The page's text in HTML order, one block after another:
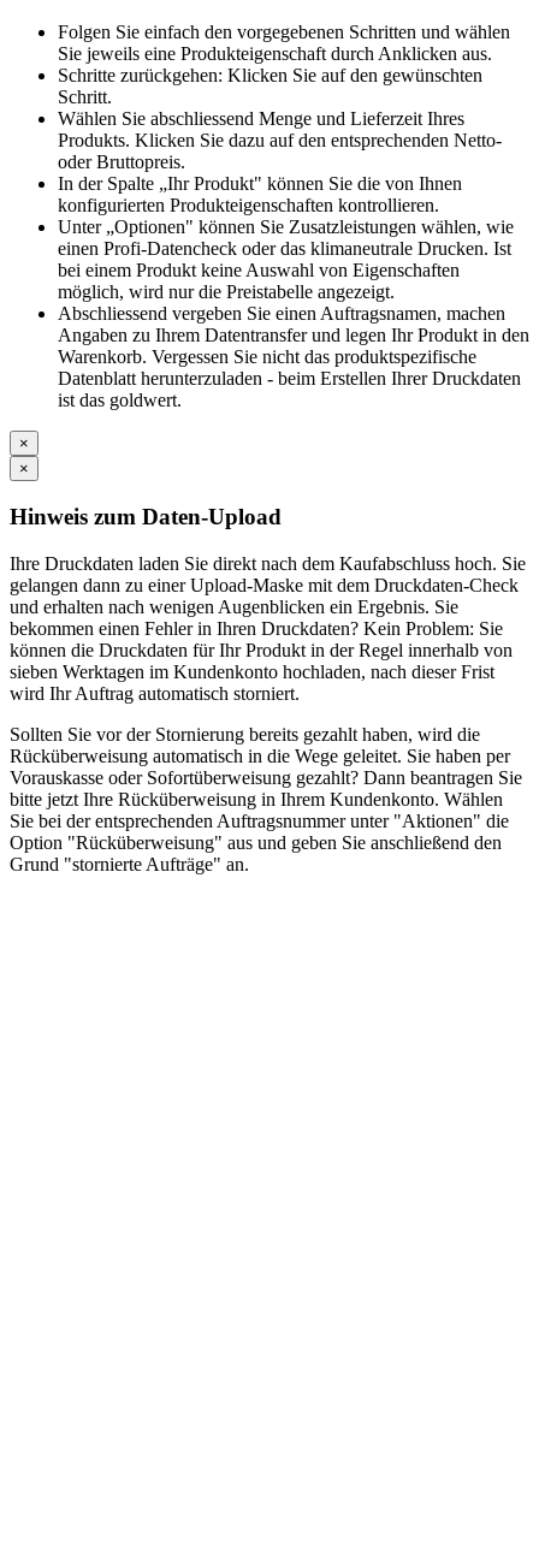
Folgen Sie einfach den vorgegebenen Schritten und wählen
Sie jeweils eine Produkteigenschaft durch Anklicken aus.
Schritte zurückgehen: Klicken Sie auf den gewünschten
Schritt.
Wählen Sie abschliessend Menge und Lieferzeit Ihres
Produkts. Klicken Sie dazu auf den entsprechenden Netto-
oder Bruttopreis.
In der Spalte „Ihr Produkt" können Sie die von Ihnen
konfigurierten Produkteigenschaften kontrollieren.
Unter „Optionen" können Sie Zusatzleistungen wählen, wie
einen Profi-Datencheck oder das klimaneutrale Drucken. Ist
bei einem Produkt keine Auswahl von Eigenschaften
möglich, wird nur die Preistabelle angezeigt.
Abschliessend vergeben Sie einen Auftragsnamen, machen
Angaben zu Ihrem Datentransfer und legen Ihr Produkt in den
Warenkorb. Vergessen Sie nicht das produktspezifische
Datenblatt herunterzuladen - beim Erstellen Ihrer Druckdaten
ist das goldwert.
×
×
Hinweis zum Daten-Upload
Ihre Druckdaten laden Sie direkt nach dem Kaufabschluss hoch. Sie
gelangen dann zu einer Upload-Maske mit dem Druckdaten-Check
und erhalten nach wenigen Augenblicken ein Ergebnis. Sie
bekommen einen Fehler in Ihren Druckdaten? Kein Problem: Sie
können die Druckdaten für Ihr Produkt in der Regel innerhalb von
sieben Werktagen im Kundenkonto hochladen, nach dieser Frist
wird Ihr Auftrag automatisch storniert.
Sollten Sie vor der Stornierung bereits gezahlt haben, wird die
Rücküberweisung automatisch in die Wege geleitet. Sie haben per
Vorauskasse oder Sofortüberweisung gezahlt? Dann beantragen Sie
bitte jetzt Ihre Rücküberweisung in Ihrem Kundenkonto. Wählen
Sie bei der entsprechenden Auftragsnummer unter "Aktionen" die
Option "Rücküberweisung" aus und geben Sie anschließend den
Grund "stornierte Aufträge" an.